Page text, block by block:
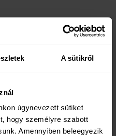
A sütikről
úgynevezett sütiket
hogy személyre szabott
Amennyiben beleegyezik
utazáshoz